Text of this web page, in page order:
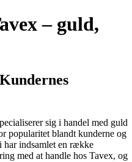
– guld,
sig i handel med guld
popularitet blandt kunderne og
har indsamlet en række
med at handle hos Tavex, og